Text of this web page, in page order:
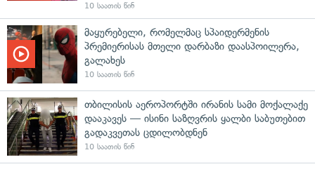
10 საათის წინ
მაყურებელი, რომელმაც სპაიდერმენის
პრემიერისას მთელი დარბაზი დაასპოილერა,
გალახეს
10 საათის წინ
თბილისის აეროპორტში ირანის სამი მოქალაქე
დააკავეს — ისინი საზღვრის ყალბი საბუთებით
გადაკვეთას ცდილობდნენ
10 საათის წინ